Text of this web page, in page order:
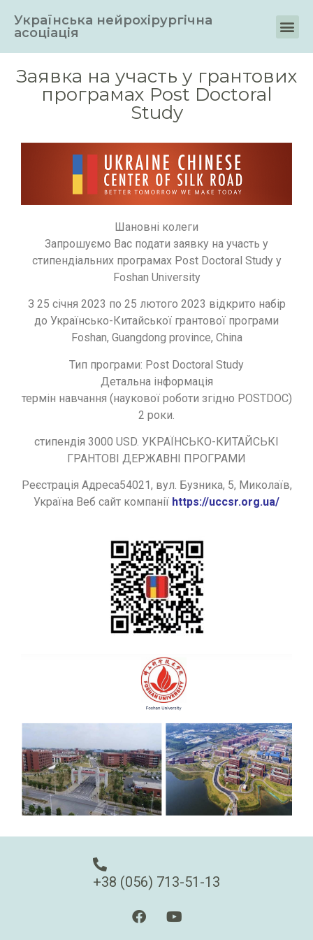
Українська нейрохірургічна
асоціація
Заявка на участь у грантових
програмах Post Doctoral
Study
Шановні колеги
Запрошуємо Вас подати заявку на участь у
стипендіальних програмах Post Doctoral Study у
Foshan University
З 25 січня 2023 по 25 лютого 2023 відкрито набір
до Українсько-Китайської грантової програми
Foshan, Guangdong province, China
Тип програми: Post Doctoral Study
Детальна інформація
термін навчання (наукової роботи згідно POSTDOC)
2 роки.
стипендія 3000 USD. УКРАЇНСЬКО-КИТАЙСЬКІ
ГРАНТОВІ ДЕРЖАВНІ ПРОГРАМИ
Реєстрація Адреса54021, вул. Бузника, 5, Миколаїв,
Україна Веб сайт компанії https://uccsr.org.ua/
+38 (056) 713-51-13